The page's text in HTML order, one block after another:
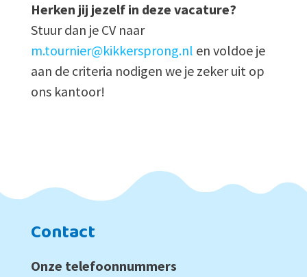
Herken jij jezelf in deze vacature?
Stuur dan je CV naar
m.tournier@kikkersprong.nl en voldoe je
aan de criteria nodigen we je zeker uit op
ons kantoor!
Contact
Onze telefoonnummers